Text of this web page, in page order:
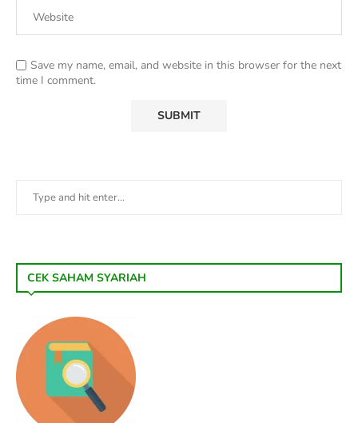
Save my name, email, and website in this browser for the next
time I comment.
CEK SAHAM SYARIAH